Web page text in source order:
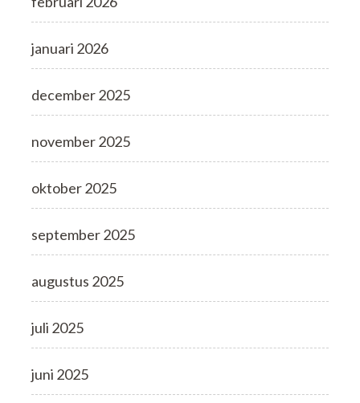
januari 2026
december 2025
november 2025
oktober 2025
september 2025
augustus 2025
juli 2025
juni 2025